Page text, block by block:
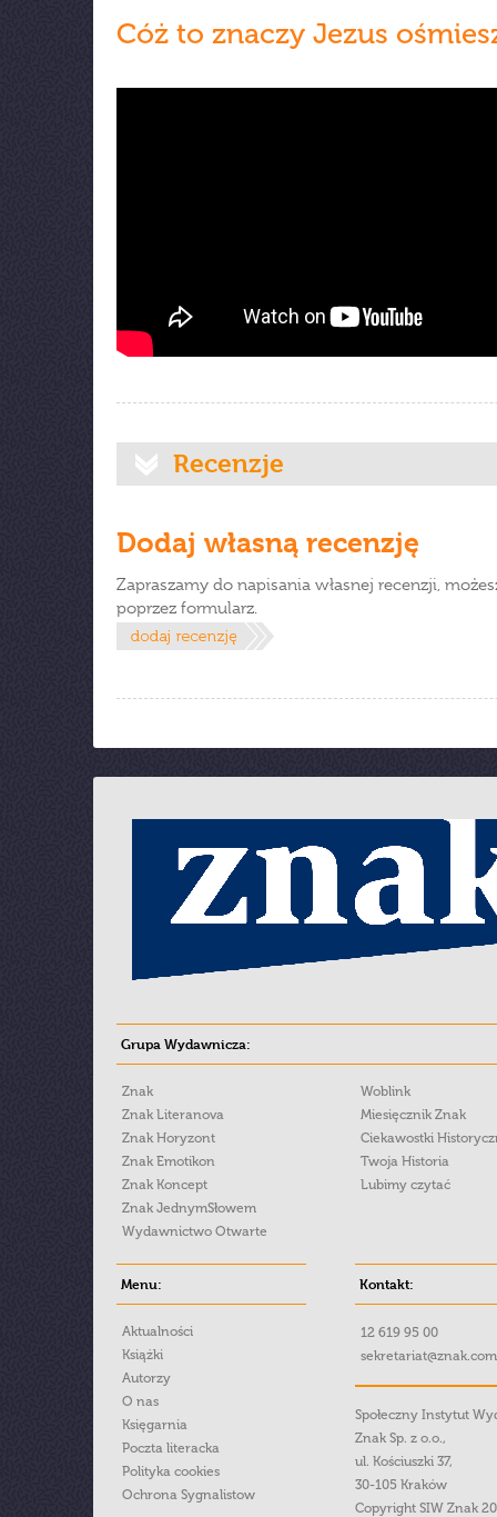
Cóż to znaczy Jezus
Recenzje
Dodaj własną recenzję
Zapraszamy do napisania własnej recenzji,
poprzez formularz.
Grupa Wydawnicza:
Znak
Znak Literanova
Znak Horyzont
Znak Emotikon
Znak Koncept
Znak JednymSłowem
Wydawnictwo Otwarte
Woblink
Miesięcznik Znak
Ciekawostki
Twoja Historia
Lubimy czytać
Menu:
Aktualności
Książki
Autorzy
O nas
Księgarnia
Poczta literacka
Polityka cookies
Ochrona Sygnalistow
Kontakt:
12 619 95 00
Społeczny Instytut
Znak Sp. z o.o.,
ul. Kościuszki 37,
30-105 Kraków
Copyright SIW Znak